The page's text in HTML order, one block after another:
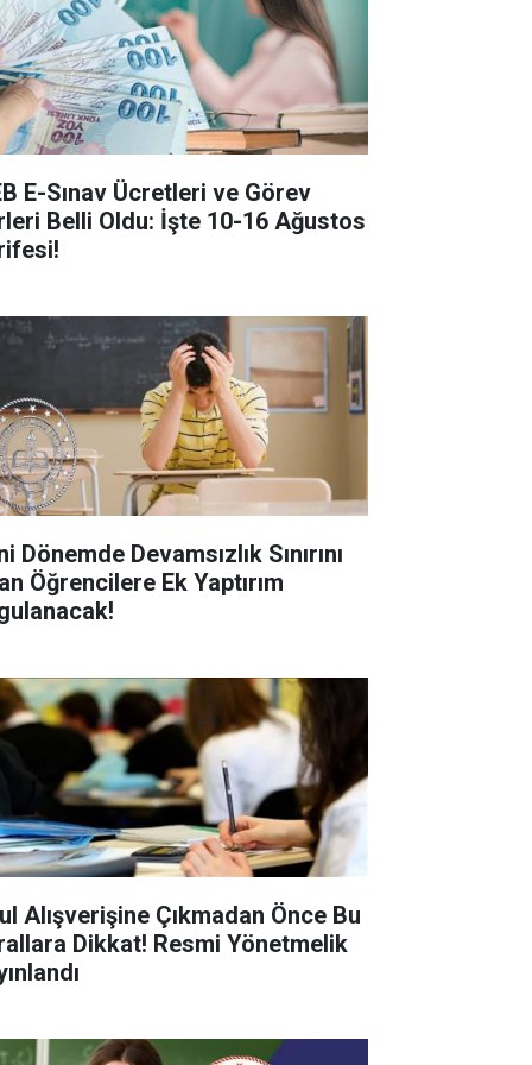
E-Sınav Ücretleri ve Görev
Belli Oldu: İşte 10-16 Ağustos
Dönemde Devamsızlık Sınırını
Öğrencilere Ek Yaptırım
Alışverişine Çıkmadan Önce Bu
Dikkat! Resmi Yönetmelik